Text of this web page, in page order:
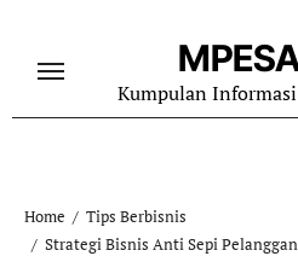
content
Kumpulan
Home
Tips Berbisnis
Strategi Bisnis Anti Sepi